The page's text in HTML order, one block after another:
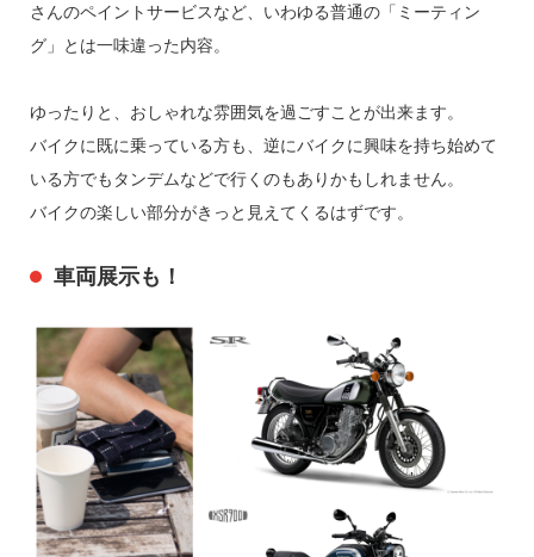
さんのペイントサービスなど、いわゆる普通の「ミーティン
グ」とは一味違った内容。
ゆったりと、おしゃれな雰囲気を過ごすことが出来ます。
バイクに既に乗っている方も、逆にバイクに興味を持ち始めて
いる方でもタンデムなどで行くのもありかもしれません。
バイクの楽しい部分がきっと見えてくるはずです。
車両展示も！